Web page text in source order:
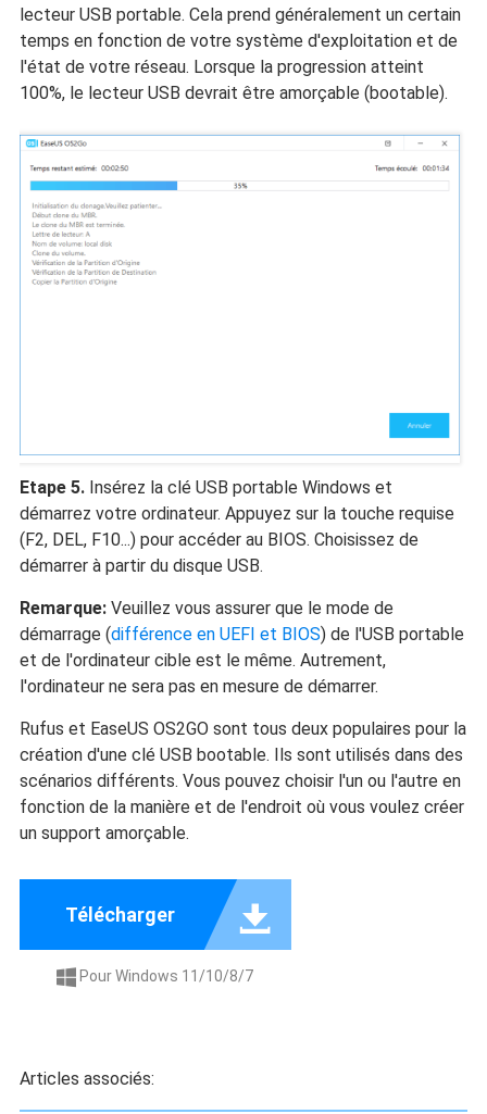
lecteur USB portable. Cela prend généralement un certain
temps en fonction de votre système d'exploitation et de
l'état de votre réseau. Lorsque la progression atteint
100%, le lecteur USB devrait être amorçable (bootable).
Etape 5. Insérez la clé USB portable Windows et
démarrez votre ordinateur. Appuyez sur la touche requise
(F2, DEL, F10...) pour accéder au BIOS. Choisissez de
démarrer à partir du disque USB.
Remarque: Veuillez vous assurer que le mode de
démarrage (différence en UEFI et BIOS) de l'USB portable
et de l'ordinateur cible est le même. Autrement,
l'ordinateur ne sera pas en mesure de démarrer.
Rufus et EaseUS OS2GO sont tous deux populaires pour la
création d'une clé USB bootable. Ils sont utilisés dans des
scénarios différents. Vous pouvez choisir l'un ou l'autre en
fonction de la manière et de l'endroit où vous voulez créer
un support amorçable.
Télécharger 
 Pour Windows 11/10/8/7
Articles associés: